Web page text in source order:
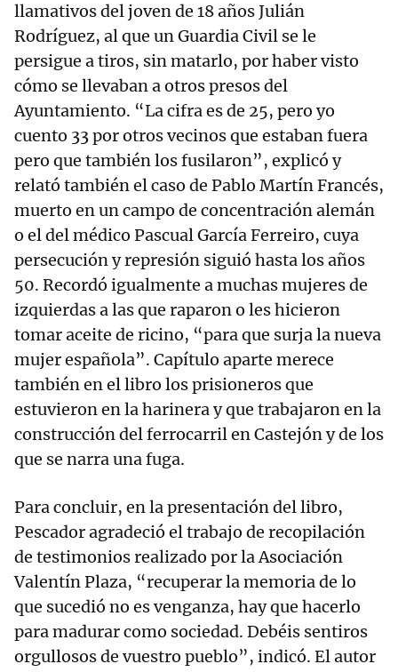
llamativos del joven de 18 años Julián
Rodríguez, al que un Guardia Civil se le
persigue a tiros, sin matarlo, por haber visto
cómo se llevaban a otros presos del
Ayuntamiento. “La cifra es de 25, pero yo
cuento 33 por otros vecinos que estaban fuera
pero que también los fusilaron”, explicó y
relató también el caso de Pablo Martín Francés,
muerto en un campo de concentración alemán
o el del médico Pascual García Ferreiro, cuya
persecución y represión siguió hasta los años
50. Recordó igualmente a muchas mujeres de
izquierdas a las que raparon o les hicieron
tomar aceite de ricino, “para que surja la nueva
mujer española”. Capítulo aparte merece
también en el libro los prisioneros que
estuvieron en la harinera y que trabajaron en la
construcción del ferrocarril en Castejón y de los
que se narra una fuga.
Para concluir, en la presentación del libro,
Pescador agradeció el trabajo de recopilación
de testimonios realizado por la Asociación
Valentín Plaza, “recuperar la memoria de lo
que sucedió no es venganza, hay que hacerlo
para madurar como sociedad. Debéis sentiros
orgullosos de vuestro pueblo”, indicó. El autor